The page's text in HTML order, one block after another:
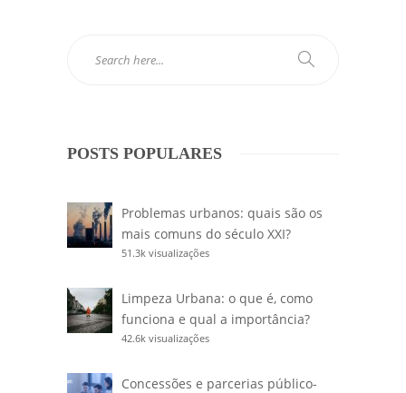
POSTS POPULARES
Problemas urbanos: quais são os
mais comuns do século XXI?
51.3k visualizações
Limpeza Urbana: o que é, como
funciona e qual a importância?
42.6k visualizações
Concessões e parcerias público-